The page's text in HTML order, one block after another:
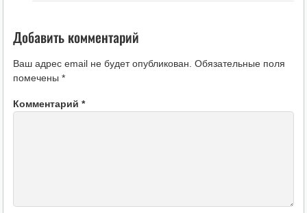
Добавить комментарий
Ваш адрес email не будет опубликован. Обязательные поля
помечены *
Комментарий *